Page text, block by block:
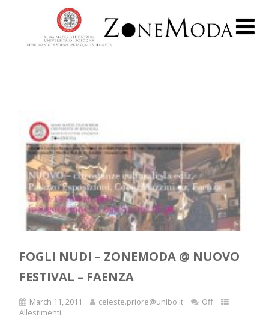
FOGLI NUDI – ZONEMODA @ NUOVO
FESTIVAL – FAENZA
March 11, 2011 celeste.priore@unibo.it
Off
Allestimenti